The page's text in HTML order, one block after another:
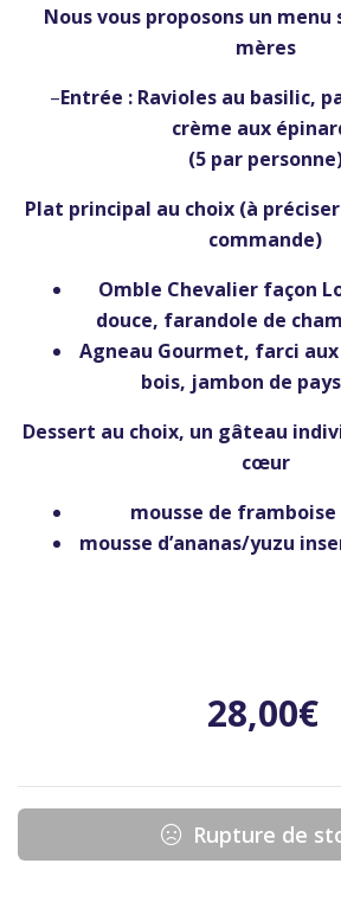
Nous vous proposons un menu
mères
–Entrée : Ravioles au basilic,
crème aux
(5 par
Plat principal au choix (à
commande)
Omble Chevalier façon
douce, farandole de
Agneau Gourmet, farci
bois, jambon de
Dessert au choix, un gâteau
cœur
mousse de
mousse d’ananas/yuzu
28,00€
Rupture de